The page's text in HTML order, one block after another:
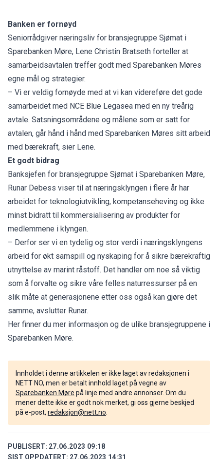
Banken er fornøyd
Seniorrådgiver næringsliv for bransjegruppe Sjømat i
Sparebanken Møre, Lene Christin Bratseth forteller at
samarbeidsavtalen treffer godt med Sparebanken Møres
egne mål og strategier.
– Vi er veldig fornøyde med at vi kan videreføre det gode
samarbeidet med NCE Blue Legasea med en ny treårig
avtale. Satsningsområdene og målene som er satt for
avtalen, går hånd i hånd med Sparebanken Møres sitt arbeid
med bærekraft, sier Lene.
Et godt bidrag
Banksjefen for bransjegruppe Sjømat i Sparebanken Møre,
Runar Debess viser til at næringsklyngen i flere år har
arbeidet for teknologiutvikling, kompetanseheving og ikke
minst bidratt til kommersialisering av produkter for
medlemmene i klyngen.
– Derfor ser vi en tydelig og stor verdi i næringsklyngens
arbeid for økt samspill og nyskaping for å sikre bærekraftig
utnyttelse av marint råstoff. Det handler om noe så viktig
som å forvalte og sikre våre felles naturressurser på en
slik måte at generasjonene etter oss også kan gjøre det
samme, avslutter Runar.
Her finner du mer informasjon og de ulike bransjegruppene i
Sparebanken Møre.
Innholdet i denne artikkelen er ikke laget av redaksjonen i
NETT NO, men er betalt innhold laget på vegne av
Sparebanken Møre på linje med andre annonser. Om du
mener dette ikke er godt nok merket, gi oss gjerne beskjed
på e-post, redaksjon@nett.no
PUBLISERT: 27.06.2023 09:18
SIST OPPDATERT: 27.06.2023 14:31